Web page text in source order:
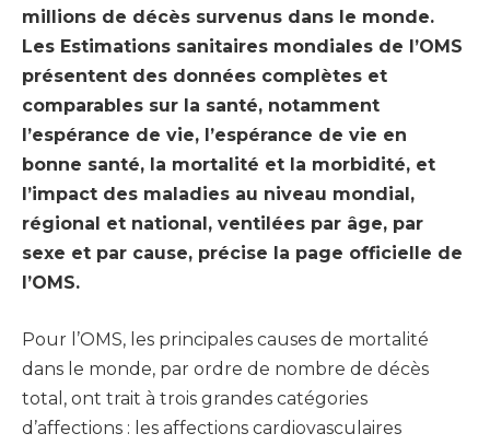
millions de décès survenus dans le monde.
Les Estimations sanitaires mondiales de l’OMS
présentent des données complètes et
comparables sur la santé, notamment
l’espérance de vie, l’espérance de vie en
bonne santé, la mortalité et la morbidité, et
l’impact des maladies au niveau mondial,
régional et national, ventilées par âge, par
sexe et par cause, précise la page officielle de
l’OMS.
Pour l’OMS, les principales causes de mortalité
dans le monde, par ordre de nombre de décès
total, ont trait à trois grandes catégories
d’affections : les affections cardiovasculaires